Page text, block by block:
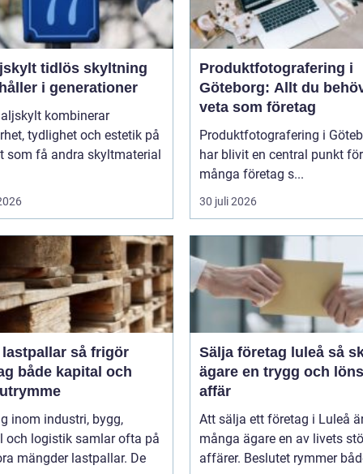
skyltning
i generationer
kombinerar
tydlighet och estetik på
som få andra skyltmaterial
Produktfotografering i
Göteborg: Allt du
veta som företag
Produktfotografering i
har blivit en central punkt för
många företag s...
30 juli 2026
så frigör
både kapital och
inom industri, bygg,
och logistik samlar ofta på
mängder lastpallar. De
Sälja företag luleå så skapar
ägare en trygg och
affär
Att sälja ett företag i Luleå
många ägare en av livets
affärer. Beslutet rymmer